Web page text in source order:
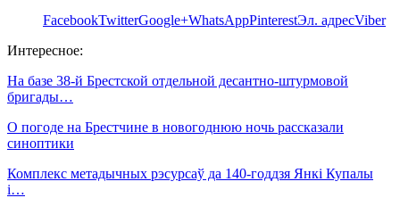
FacebookTwitterGoogle+WhatsAppPinterestЭл. адресViber
Интересное:
На базе 38-й Брестской отдельной десантно-штурмовой
бригады…
О погоде на Брестчине в новогоднюю ночь рассказали
синоптики
Комплекс метадычных рэсурсаў да 140-годдзя Янкі Купалы
і…